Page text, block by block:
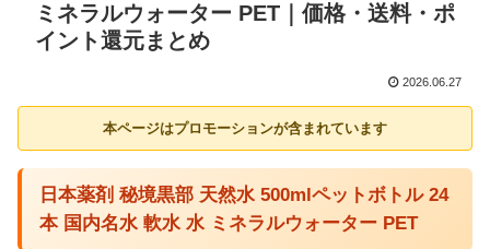
ミネラルウォーター PET｜価格・送料・ポ
イント還元まとめ
2026.06.27
本ページはプロモーションが含まれています
日本薬剤 秘境黒部 天然水 500mlペットボトル 24
本 国内名水 軟水 水 ミネラルウォーター PET